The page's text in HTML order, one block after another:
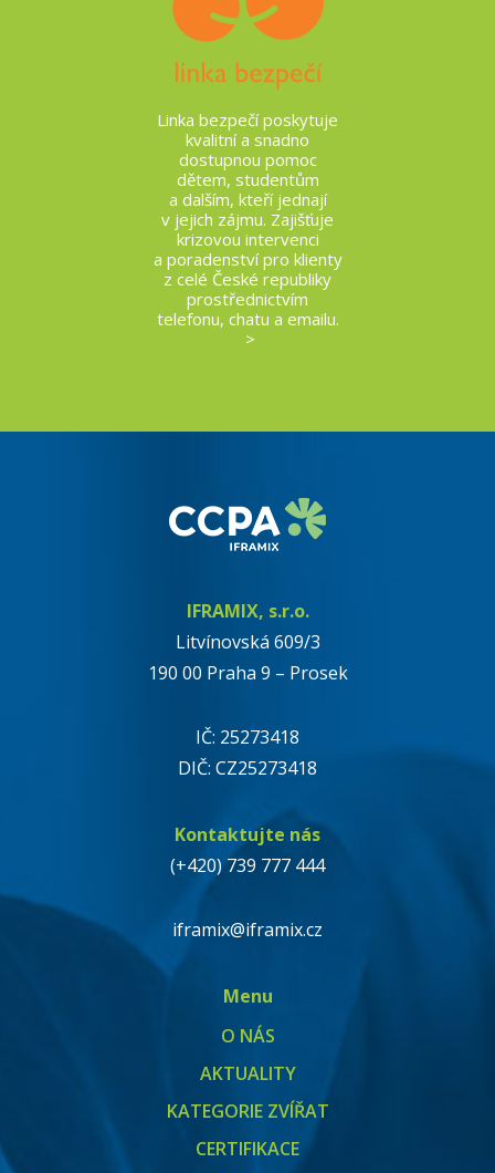
Linka bezpečí poskytuje
kvalitní a snadno
dostupnou pomoc
dětem, studentům
a dalším, kteří jednají
v jejich zájmu. Zajišťuje
krizovou intervenci
a poradenství pro klienty
z celé České republiky
prostřednictvím
telefonu, chatu a emailu.
>
IFRAMIX, s.r.o.
Litvínovská 609/3
190 00 Praha 9 – Prosek
IČ: 25273418
DIČ: CZ25273418
Kontaktujte nás
(+420) 739 777 444
iframix@iframix.cz
Menu
O NÁS
AKTUALITY
KATEGORIE ZVÍŘAT
CERTIFIKACE